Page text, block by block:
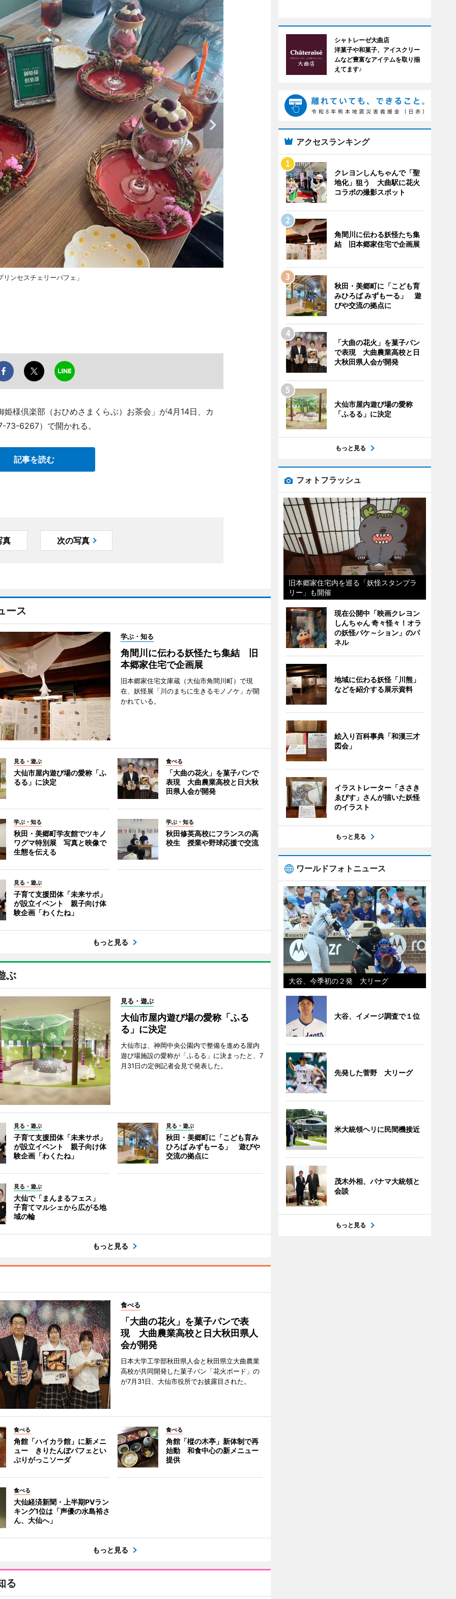
ンセスチェリーパフェ」
様倶楽部（おひめさまくらぶ）お茶会」が4月14日、カ
73-6267）で開かれる。
記事を読む
真 次の写真
ース
学ぶ・知る
角間川に伝わる妖怪たち集結 旧
本郷家住宅で企画展
旧本郷家住宅文庫蔵（大仙市角間川町）で現
在、妖怪展「川のまちに生きるモノノケ」が開
かれている。
見る・遊ぶ
大仙市屋内遊び場の愛称「ふ
るる」に決定
食べる
「大曲の花火」を菓子パンで
表現 大曲農業高校と日大秋
田県人会が開発
学ぶ・知る
秋田・美郷町学友館でツキノ
ワグマ特別展 写真と映像で
生態を伝える
学ぶ・知る
秋田修英高校にフランスの高
校生 授業や野球応援で交流
見る・遊ぶ
子育て支援団体「未来サポ」
が設立イベント 親子向け体
験企画「わくたね」
もっと見る
ぶ
見る・遊ぶ
大仙市屋内遊び場の愛称「ふる
る」に決定
大仙市は、神岡中央公園内で整備を進める屋内
遊び場施設の愛称が「ふるる」に決まったと、7
月31日の定例記者会見で発表した。
見る・遊ぶ
子育て支援団体「未来サポ」
が設立イベント 親子向け体
験企画「わくたね」
見る・遊ぶ
秋田・美郷町に「こども育み
ひろば みずもーる」 遊びや
交流の拠点に
見る・遊ぶ
大仙で「まんまるフェス」
子育てマルシェから広がる地
域の輪
もっと見る
食べる
「大曲の花火」を菓子パンで表
現 大曲農業高校と日大秋田県人
会が開発
日本大学工学部秋田県人会と秋田県立大曲農業
高校が共同開発した菓子パン「花火ボード」の
が7月31日、大仙市役所でお披露目された。
食べる
角館「ハイカラ館」に新メニ
ュー きりたんぽパフェとい
ぶりがっこソーダ
食べる
角館「樅の木亭」新体制で再
始動 和食中心の新メニュー
提供
食べる
大仙経済新聞・上半期PVラン
キング1位は「声優の水島裕さ
ん、大仙へ」
もっと見る
る
シャトレーゼ大曲店
洋菓子や和菓子、アイスクリー
ムなど豊富なアイテムを取り揃
えてます♪
アクセスランキング
クレヨンしんちゃんで「聖
地化」狙う 大曲駅に花火
コラボの撮影スポット
角間川に伝わる妖怪たち集
結 旧本郷家住宅で企画展
秋田・美郷町に「こども育
みひろば みずもーる」 遊
びや交流の拠点に
「大曲の花火」を菓子パン
で表現 大曲農業高校と日
大秋田県人会が開発
大仙市屋内遊び場の愛称
「ふるる」に決定
もっと見る
フォトフラッシュ
旧本郷家住宅内を巡る「妖怪スタンプラ
リー」も開催
現在公開中「映画クレヨン
しんちゃん 奇々怪々！オラ
の妖怪バケ～ション」のパ
ネル
地域に伝わる妖怪「川熊」
などを紹介する展示資料
絵入り百科事典「和漢三才
図会」
イラストレーター「ささき
ゑびす」さんが描いた妖怪
のイラスト
もっと見る
ワールドフォトニュース
大谷、今季初の２発 大リーグ
大谷、イメージ調査で１位
先発した菅野 大リーグ
米大統領ヘリに民間機接近
茂木外相、パナマ大統領と
会談
もっと見る